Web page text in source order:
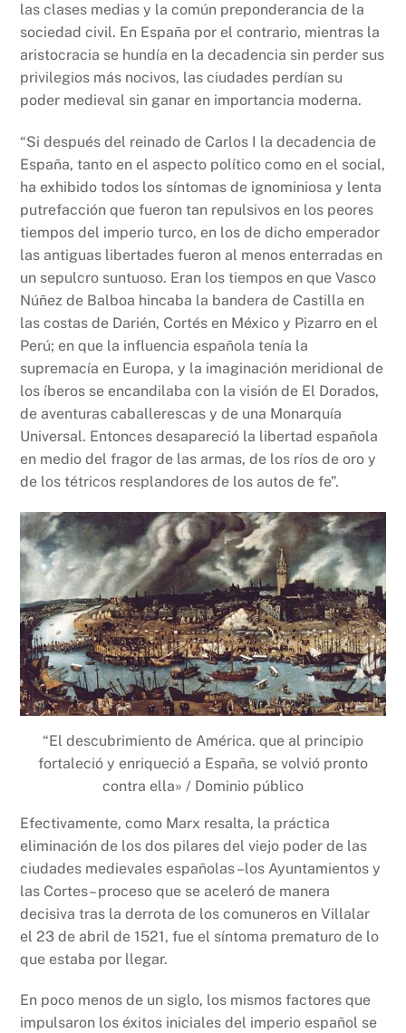
las clases medias y la común preponderancia de la
sociedad civil. En España por el contrario, mientras la
aristocracia se hundía en la decadencia sin perder sus
privilegios más nocivos, las ciudades perdían su
poder medieval sin ganar en importancia moderna.
“Si después del reinado de Carlos I la decadencia de
España, tanto en el aspecto político como en el social,
ha exhibido todos los síntomas de ignominiosa y lenta
putrefacción que fueron tan repulsivos en los peores
tiempos del imperio turco, en los de dicho emperador
las antiguas libertades fueron al menos enterradas en
un sepulcro suntuoso. Eran los tiempos en que Vasco
Núñez de Balboa hincaba la bandera de Castilla en
las costas de Darién, Cortés en México y Pizarro en el
Perú; en que la influencia española tenía la
supremacía en Europa, y la imaginación meridional de
los íberos se encandilaba con la visión de El Dorados,
de aventuras caballerescas y de una Monarquía
Universal. Entonces desapareció la libertad española
en medio del fragor de las armas, de los ríos de oro y
de los tétricos resplandores de los autos de fe”.
“El descubrimiento de América. que al principio
fortaleció y enriqueció a España, se volvió pronto
contra ella» / Dominio público
Efectivamente, como Marx resalta, la práctica
eliminación de los dos pilares del viejo poder de las
ciudades medievales españolas –los Ayuntamientos y
las Cortes– proceso que se aceleró de manera
decisiva tras la derrota de los comuneros en Villalar
el 23 de abril de 1521, fue el síntoma prematuro de lo
que estaba por llegar.
En poco menos de un siglo, los mismos factores que
impulsaron los éxitos iniciales del imperio español se